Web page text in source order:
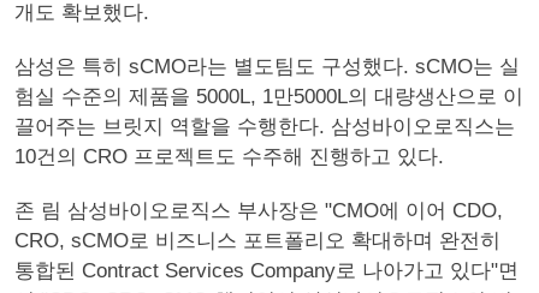
개도 확보했다.
삼성은 특히 sCMO라는 별도팀도 구성했다. sCMO는 실
험실 수준의 제품을 5000L, 1만5000L의 대량생산으로 이
끌어주는 브릿지 역할을 수행한다. 삼성바이오로직스는
10건의 CRO 프로젝트도 수주해 진행하고 있다.
존 림 삼성바이오로직스 부사장은 "CMO에 이어 CDO,
CRO, sCMO로 비즈니스 포트폴리오 확대하며 완전히
통합된 Contract Services Company로 나아가고 있다"면